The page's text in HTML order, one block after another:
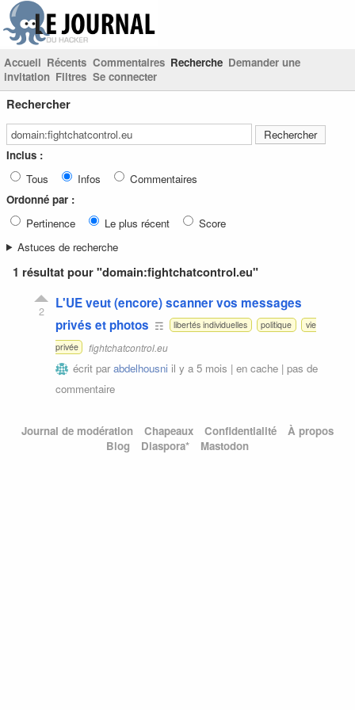
Accueil Récents Commentaires Recherche Demander une
invitation Filtres Se connecter
Rechercher
Inclus :
Tous
Infos
Commentaires
Ordonné par :
Pertinence
Le plus récent
Score
Astuces de recherche
1 résultat pour "domain:fightchatcontrol.eu"
2
L'UE veut (encore) scanner vos messages
privés et photos ☶ libertés individuelles politique
vie
privée
fightchatcontrol.eu
écrit parabdelhousni il y a 5 mois | en cache | pas de
commentaire
Journal de modération Chapeaux Confidentialité
À propos
Blog
Diaspora* Mastodon